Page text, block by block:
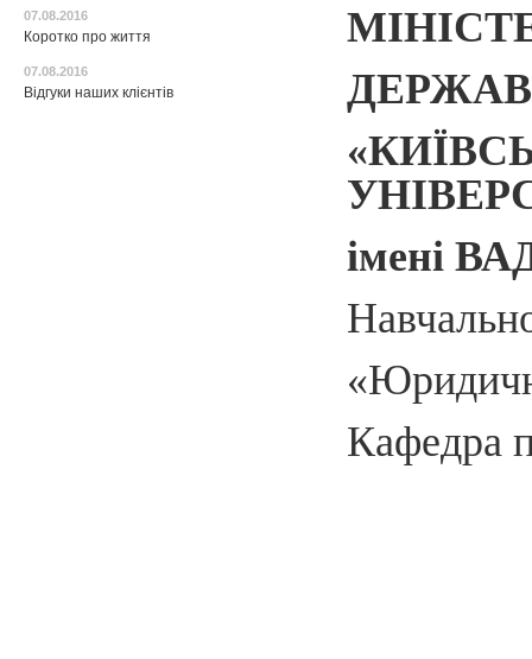
07.08.2016
Коротко про життя
07.08.2016
Відгуки наших клієнтів
імені
Кафедра